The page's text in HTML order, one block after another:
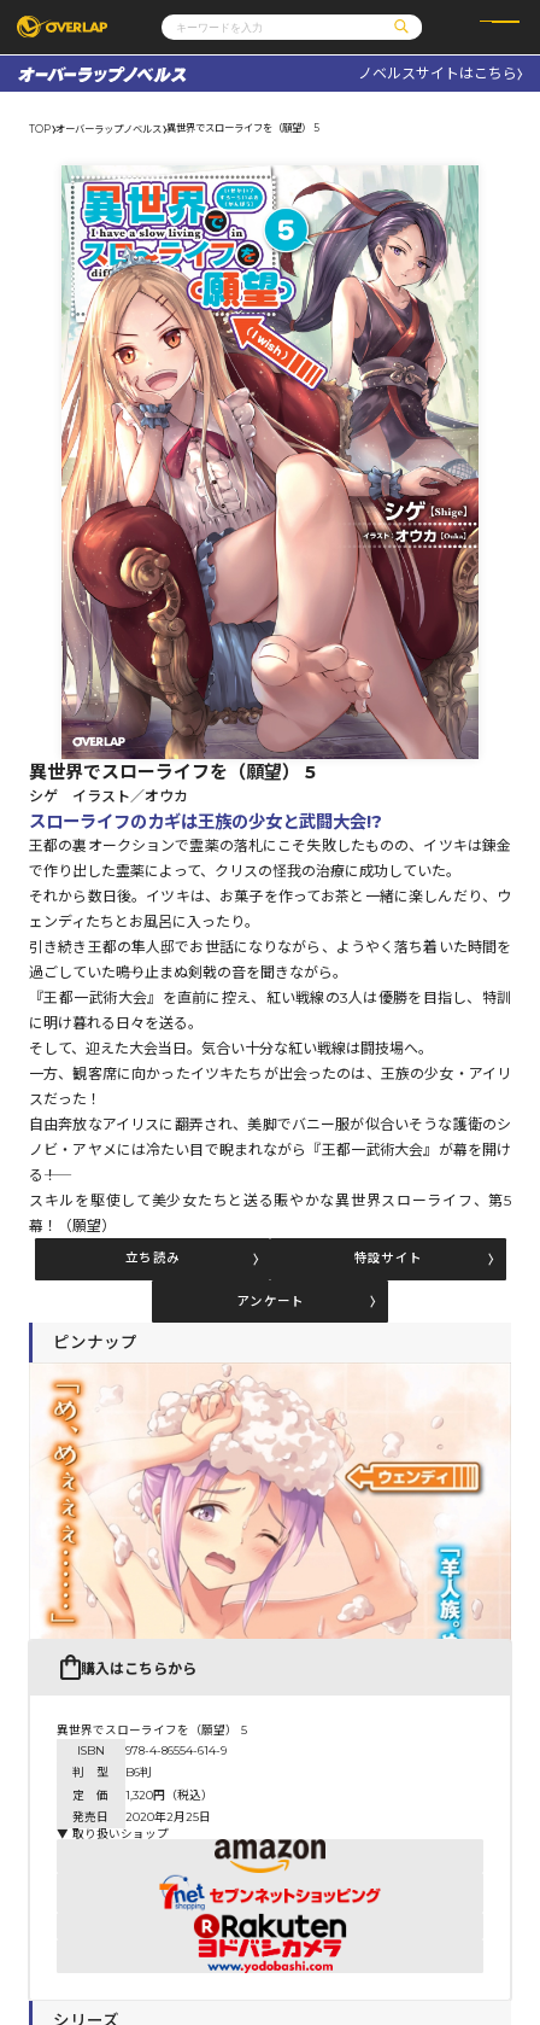
コミックガルド
コミッククリエ
文庫
ノベルス
コミックエッセイ
ポケットモンスター
アニメ
ゲーム
通販・NEWS
OVERLAP STORE
オーバーラップ広報室
企業
会社概要
採用情報
アクセス
オーバーラップホールディングス
お問い合わせはこちら
オーバーラップ文庫
オーバーラップノベルス
オーバーラップノベルスf
ロサージュノベルス
コミックガルド
コミッククリエ
リキューレ
コミックパルフェ
コミックエッセイ
閉じる
ノベルスサイトはこちら
TOP オーバーラップノベルス 異世界でスローライフを（願望） 5
異世界でスローライフを（願望） 5
シゲ イラスト／オウカ
スローライフのカギは王族の少女と武闘大会!?
王都の裏オークションで霊薬の落札にこそ失敗したものの、イツキは錬金
で作り出した霊薬によって、クリスの怪我の治療に成功していた。
それから数日後。イツキは、お菓子を作ってお茶と一緒に楽しんだり、ウ
ェンディたちとお風呂に入ったり。
引き続き王都の隼人邸でお世話になりながら、ようやく落ち着いた時間を
過ごしていた――鳴り止まぬ剣戟の音を聞きながら。
『王都一武術大会』を直前に控え、紅い戦線の3人は優勝を目指し、特訓
に明け暮れる日々を送る。
そして、迎えた大会当日。気合い十分な紅い戦線は闘技場へ。
一方、観客席に向かったイツキたちが出会ったのは、王族の少女・アイリ
スだった！
自由奔放なアイリスに翻弄され、美脚でバニー服が似合いそうな護衛のシ
ノビ・アヤメには冷たい目で睨まれながら『王都一武術大会』が幕を開け
る――！
スキルを駆使して美少女たちと送る賑やかな異世界スローライフ、第5
幕！（願望）
立ち読み 特設サイト
アンケート
ピンナップ
購入はこちらから
異世界でスローライフを（願望） 5
ISBN
978-4-86554-614-9
判 型
B6判
定 価
1,320円（税込）
発売日
2020年2月25日
▼ 取り扱いショップ
シリーズ